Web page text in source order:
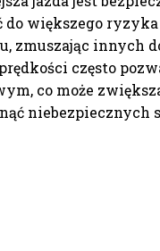
do większego
zmuszając innych
często
co może
niebezpiecznych